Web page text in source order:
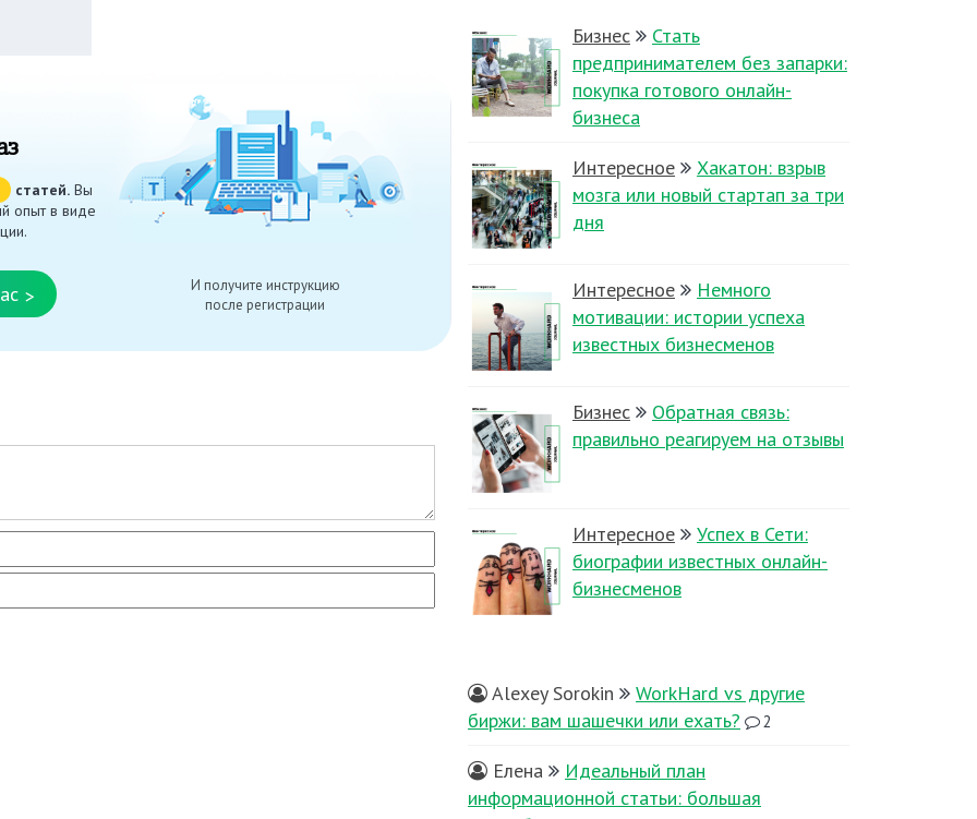
статей.Вы
опыт в виде
>
И получите инструкцию
после регистрации
Бизнес
Стать
предпринимателем без запарки:
покупка готового онлайн-
бизнеса
Интересное
Хакатон: взрыв
мозга или новый стартап за три
дня
Интересное
Немного
мотивации: истории успеха
известных бизнесменов
Бизнес
Обратная связь:
правильно реагируем на отзывы
Интересное
Успех в Сети:
биографии известных онлайн-
бизнесменов
Alexey Sorokin
WorkHard vs другие
биржи: вам шашечки или ехать?
2
Елена
Идеальный план
информационной статьи: большая